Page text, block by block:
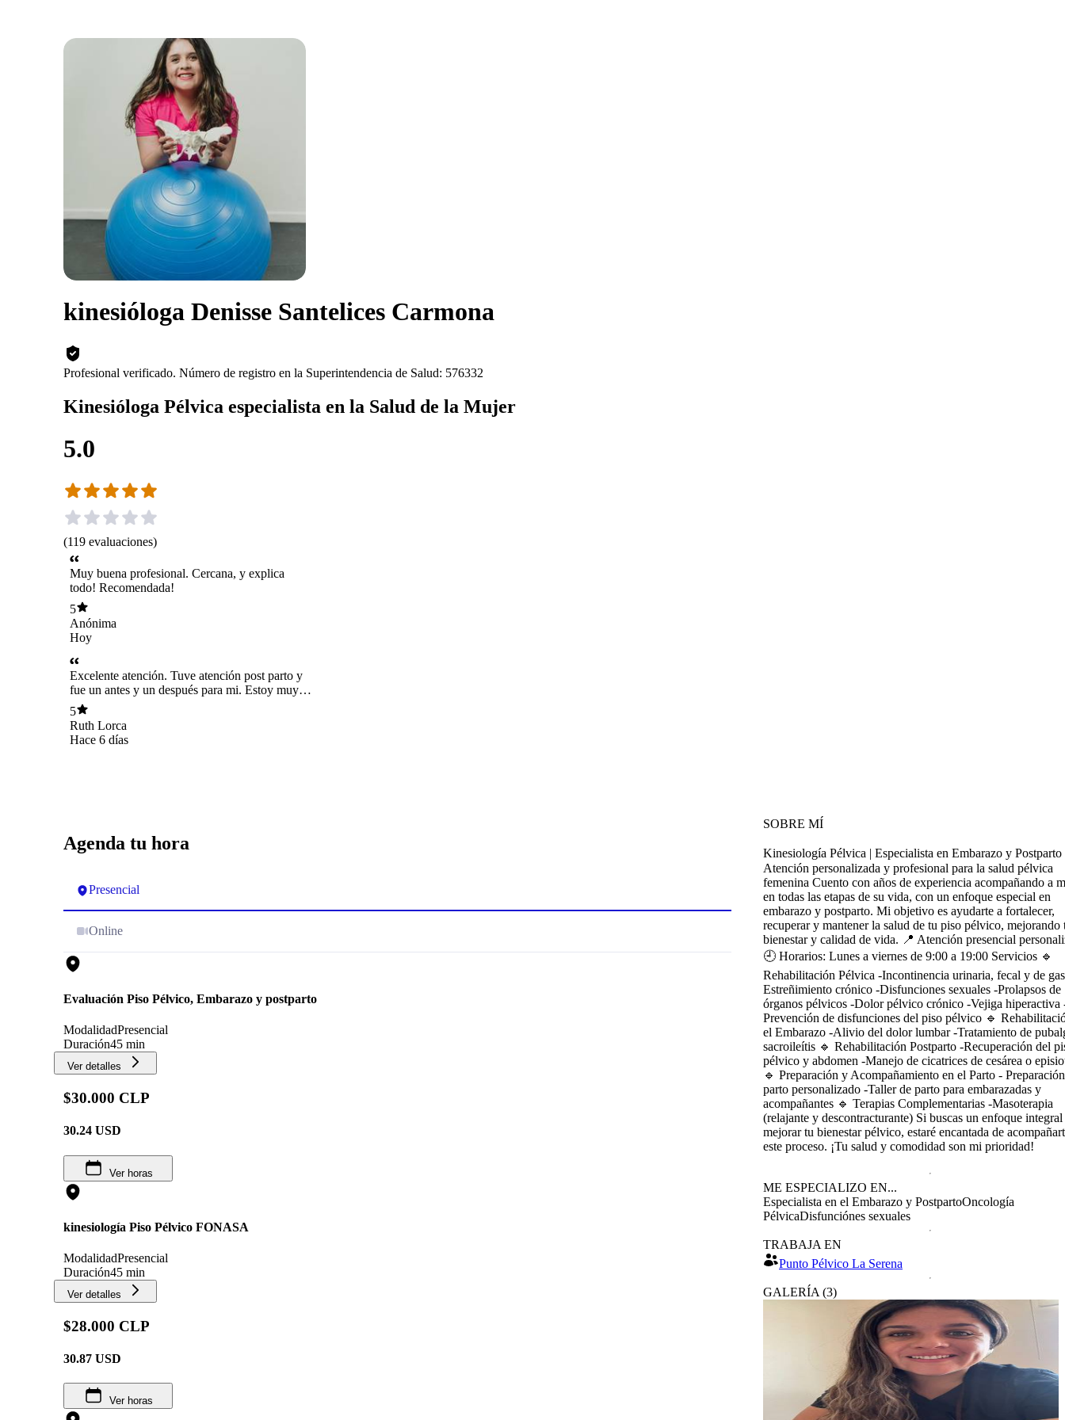
kinesióloga Denisse Santelices Carmona
Profesional verificado. Número de registro en la Superintendencia de Salud: 576332
Kinesióloga Pélvica especialista en la Salud de la Mujer
5.0
(119 evaluaciones)
Muy buena profesional. Cercana, y explica
todo! Recomendada!
5
Anónima
Hoy
Excelente atención. Tuve atención post parto y
fue un antes y un después para mi. Estoy muy
agradecida con mi proceso. La recomiendo
100%
5
Ruth Lorca
Hace 6 días
Agenda tu hora
Presencial
Online
Evaluación Piso Pélvico, Embarazo y postparto
ModalidadPresencial
Duración45 min
Ver detalles
$30.000 CLP
30.24 USD
Ver horas
kinesiología Piso Pélvico FONASA
ModalidadPresencial
Duración45 min
Ver detalles
$28.000 CLP
30.87 USD
Ver horas
SOBRE MÍ
Kinesiología Pélvica | Especialista en Embarazo y Postparto
Atención personalizada y profesional para la salud pélvica
femenina Cuento con años de experiencia acompañando a
en todas las etapas de su vida, con un enfoque especial en
embarazo y postparto. Mi objetivo es ayudarte a fortalecer,
recuperar y mantener la salud de tu piso pélvico, mejorando
bienestar y calidad de vida. 📍 Atención presencial
🕘 Horarios: Lunes a viernes de 9:00 a 19:00 Servicios 🔹
Rehabilitación Pélvica -Incontinencia urinaria, fecal y de
Estreñimiento crónico -Disfunciones sexuales -Prolapsos de
órganos pélvicos -Dolor pélvico crónico -Vejiga hiperactiva
Prevención de disfunciones del piso pélvico 🔹
el Embarazo -Alivio del dolor lumbar -Tratamiento de
sacroileítis 🔹 Rehabilitación Postparto -Recuperación del
pélvico y abdomen -Manejo de cicatrices de cesárea o
🔹 Preparación y Acompañamiento en el Parto -
parto personalizado -Taller de parto para embarazadas y
acompañantes 🔹 Terapias Complementarias -Masoterapia
(relajante y descontracturante) Si buscas un enfoque integral
mejorar tu bienestar pélvico, estaré encantada de
este proceso. ¡Tu salud y comodidad son mi prioridad!
ME ESPECIALIZO EN...
Especialista en el Embarazo y PostpartoOncología
PélvicaDisfunciónes sexuales
TRABAJA EN
Punto Pélvico La Serena
GALERÍA (3)